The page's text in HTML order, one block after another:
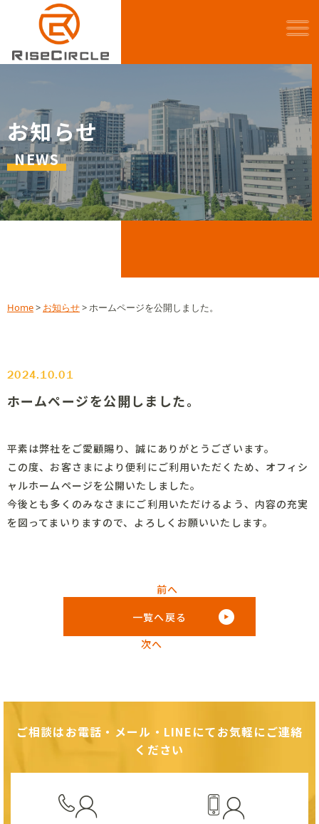
お知らせ
NEWS
Home> お知らせ>ホームページを公開しました。
2024.10.01
ホームページを公開しました。
平素は弊社をご愛顧賜り、誠にありがとうございます。
この度、お客さまにより便利にご利用いただくため、オフィシ
ャルホームページを公開いたしました。
今後とも多くのみなさまにご利用いただけるよう、内容の充実
を図ってまいりますので、よろしくお願いいたします。
前へ
次へ
一覧へ戻る
ご相談はお電話・メール・LINEにてお気軽にご連絡
ください